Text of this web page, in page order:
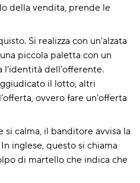
della vendita, prende le
Si realizza con un’alzata
piccola paletta con un
l’identità dell’offerente.
il lotto, altri
ovvero fare un’offerta
calma, il banditore avvisa la
inglese, questo si chiama
di martello che indica che